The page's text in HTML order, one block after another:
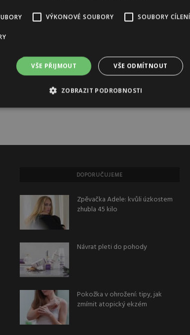
Reklama
DOPORUČUJEME
Zpěvačka Adele: kvůli úzkostem
zhubla 45 kilo
Návrat pleti do pohody
Pokožka v ohrožení: tipy, jak
zmírnit atopický ekzém
VÝKONOVÉ SOUBORY SOUBORY CÍLENÍ
VŠE PŘIJMOUT VŠE ODMÍTNOUT
ZOBRAZIT PODROBNOSTI